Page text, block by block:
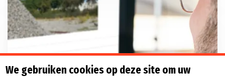
We gebruiken cookies op deze site om uw